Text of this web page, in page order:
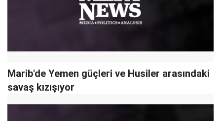
Marib'de Yemen güçleri ve Husiler arasındaki
savaş kızışıyor